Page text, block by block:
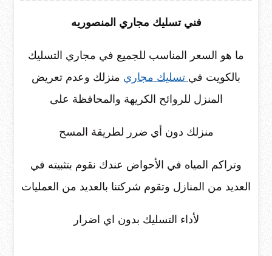
فني تسليك مجاري المنصوريه
ما هو السعر المناسب للجميع في مجاري التسليك
بالكويت في تسليك مجاري منزلك وعدم تعريض
المنزل للروائح الكريهة والمحافظة على
منزلك دون أي ضرر لطريقة المسح
وتراكم المياه في الأحواض عندك نقوم بتثبيته في
العديد من المنازل وتقوم شركتنا بالعديد من العمليات
لأداء التسليك بدون اي اضرار